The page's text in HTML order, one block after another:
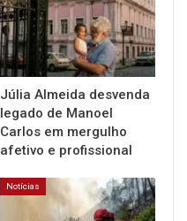
Júlia Almeida desvenda
legado de Manoel
Carlos em mergulho
afetivo e profissional
Notícias